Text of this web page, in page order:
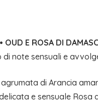
OUD E ROSA DI
note sensuali e
di Arancia
e sensuale Rosa